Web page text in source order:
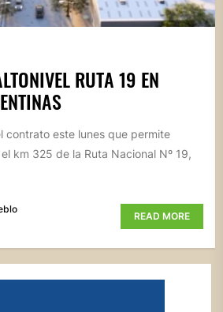
RUTA 19 EN
contrato este lunes que permite
km 325 de la Ruta Nacional Nº 19,
READ MORE